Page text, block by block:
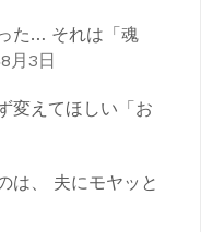
た… それは「魂
月3日
変えてほしい「お
は、 夫にモヤッと